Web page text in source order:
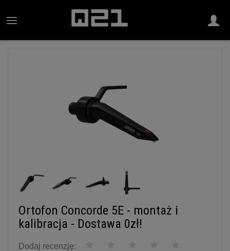
Ortofon Concorde 5E - montaż i
kalibracja - Dostawa 0zł!
Dodaj recenzję: